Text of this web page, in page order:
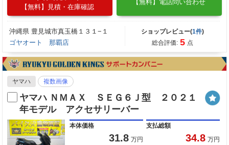
【無料】見積・在庫確認
【無料】電話問い合わせ
沖縄県 豊見城市真玉橋１３１−１
ゴヤオート 那覇店
ショップレビュー(1件)
総合評価: 5 点
ヤマハ 複数画像
ヤマハ ＮＭＡＸ ＳＥＧ６Ｊ型 ２０２１
年モデル アクセサリーバー
本体価格
31.8 万円
支払総額
34.8 万円